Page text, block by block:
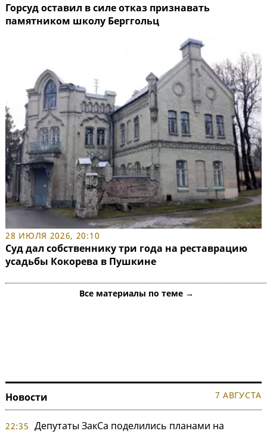
Горсуд оставил в силе отказ признавать
памятником школу Берггольц
28 ИЮЛЯ 2026, 20:10
Суд дал собственнику три года на реставрацию
усадьбы Кокорева в Пушкине
Все материалы по теме →
Новости 7 АВГУСТА
22:35 Депутаты ЗакСа поделились планами на